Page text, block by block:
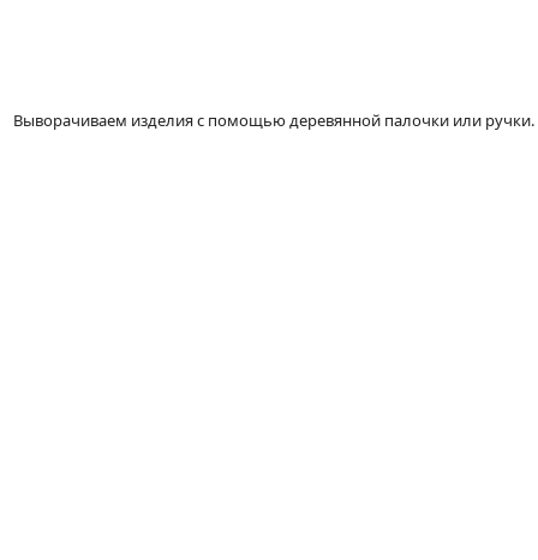
Выворачиваем изделия с помощью деревянной палочки или ручки.